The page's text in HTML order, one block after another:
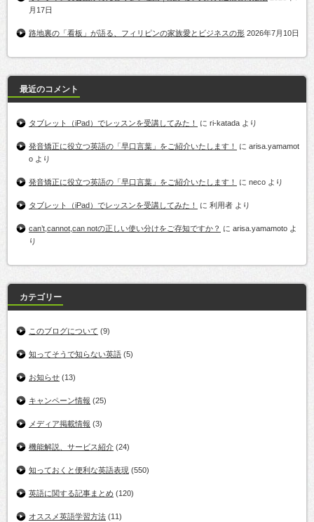
月17日
路地裏の「看板」が語る、フィリピンの家族愛とビジネスの形 2026年7月10日
最近のコメント
タブレット（iPad）でレッスンを受講してみた！ に ri-katada より
発音矯正に役立つ英語の「早口言葉」をご紹介いたします！ に arisa.yamamot
o より
発音矯正に役立つ英語の「早口言葉」をご紹介いたします！ に neco より
タブレット（iPad）でレッスンを受講してみた！ に 利用者 より
can’t,cannot,can notの正しい使い分けをご存知ですか？ に arisa.yamamoto よ
り
カテゴリー
このブログについて (9)
知ってそうで知らない英語 (5)
お知らせ (13)
キャンペーン情報 (25)
メディア掲載情報 (3)
機能解説、サービス紹介 (24)
知っておくと便利な英語表現 (550)
英語に関する記事まとめ (120)
オススメ英語学習方法 (11)